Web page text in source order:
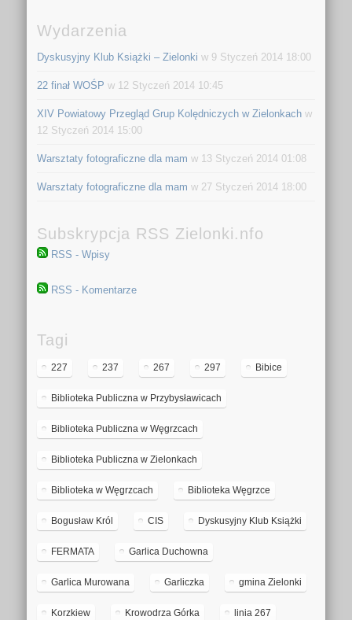
Wydarzenia
Dyskusyjny Klub Książki – Zielonki w 9 Styczeń 2014 18:00
22 finał WOŚP w 12 Styczeń 2014 10:45
XIV Powiatowy Przegląd Grup Kolędniczych w Zielonkachw
12 Styczeń 2014 15:00
Warsztaty fotograficzne dla mam w 13 Styczeń 2014 01:08
Warsztaty fotograficzne dla mam w 27 Styczeń 2014 18:00
Subskrypcja RSS Zielonki.nfo
RSS - Wpisy
RSS - Komentarze
Tagi
227 237 267 297 Bibice
Biblioteka Publiczna w Przybysławicach
Biblioteka Publiczna w Węgrzcach
Biblioteka Publiczna w Zielonkach
Biblioteka w Węgrzcach Biblioteka Węgrzce
Bogusław Król CIS Dyskusyjny Klub Książki
FERMATA Garlica Duchowna
Garlica Murowana Garliczka gmina Zielonki
Korzkiew Krowodrza Górka linia 267